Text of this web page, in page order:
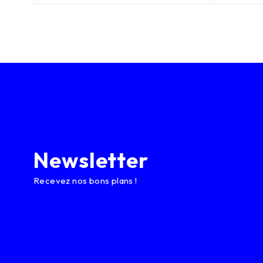
Newsletter
Recevez nos bons plans !